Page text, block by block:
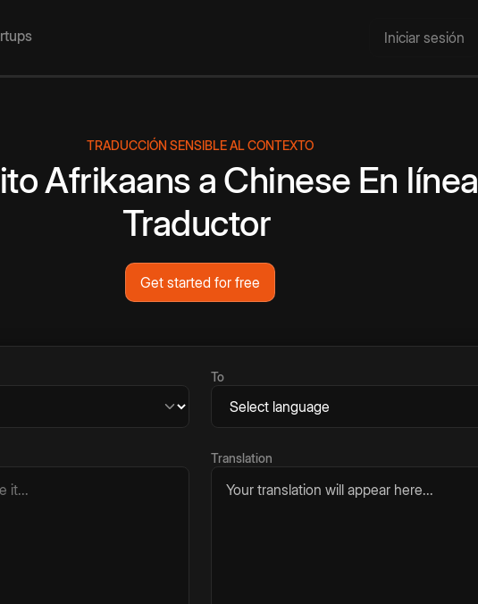
Iniciar sesión
TRADUCCIÓN SENSIBLE AL CONTEXTO
Afrikaans a Chinese En línea
Traductor
Get started for free
To
Translation
Your translation will appear here...